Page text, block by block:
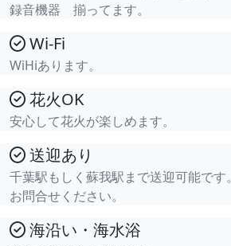
録音機器 揃ってます。
Wi-Fi
WiHiあります。
花火OK
安心して花火が楽しめます。
送迎あり
千葉駅もしく蘇我駅まで送迎可能です。
お問合せください。
海沿い・海水浴